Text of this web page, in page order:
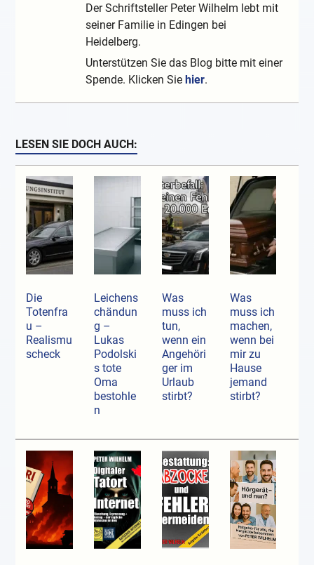
Der Schriftsteller Peter Wilhelm lebt mit
seiner Familie in Edingen bei
Heidelberg.
Unterstützen Sie das Blog bitte mit einer
Spende. Klicken Siehier.
LESEN SIE DOCH AUCH:
Die
Totenfra
u –
Realismu
scheck
Leichens
chändun
g –
Lukas
Podolski
s tote
Oma
bestohle
n
Was
muss ich
tun,
wenn ein
Angehöri
ger im
Urlaub
stirbt?
Was
muss ich
machen,
wenn bei
mir zu
Hause
jemand
stirbt?